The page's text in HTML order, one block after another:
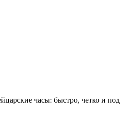
часы: быстро, четко и под